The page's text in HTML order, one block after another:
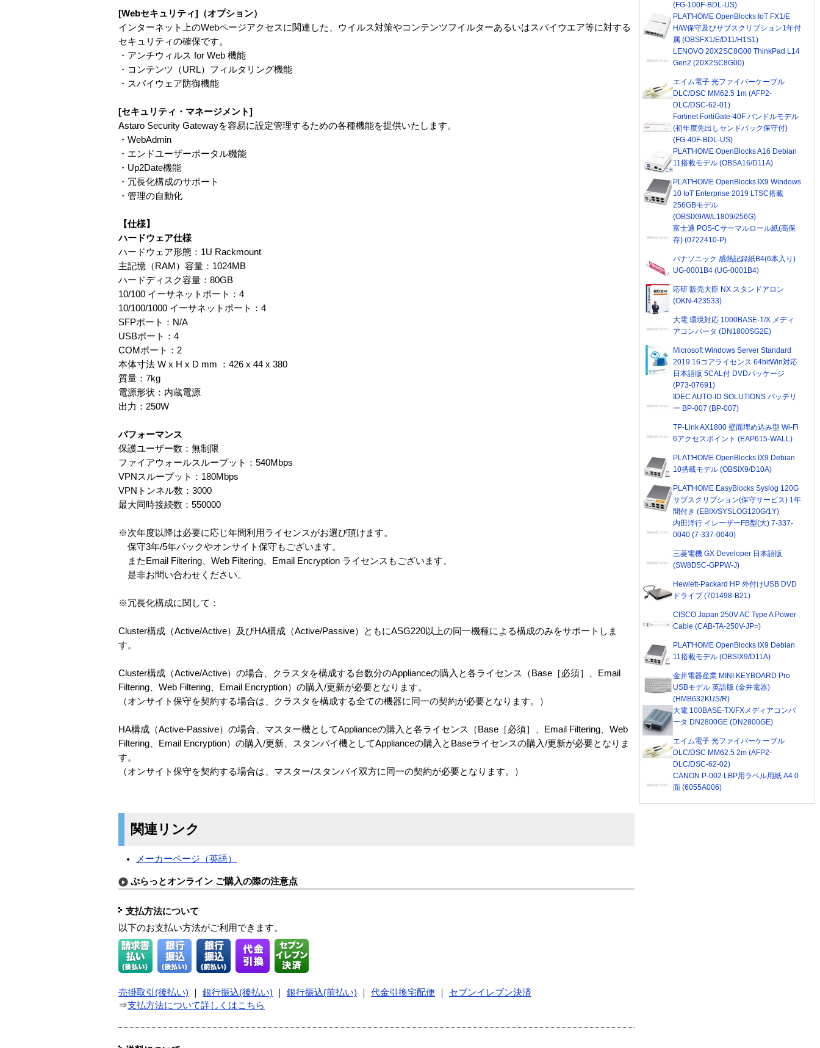
[Webセキュリティ]（オプション）
インターネット上のWebページアクセスに関連した、ウイルス対策やコンテンツフイルターあるいはスパイウエア等に対する
セキュリティの確保です。
・アンチウィルス for Web 機能
・コンテンツ（URL）フィルタリング機能
・スパイウェア防御機能
[セキュリティ・マネージメント]
Astaro Security Gatewayを容易に設定管理するための各種機能を提供いたします。
・WebAdmin
・エンドユーザーポータル機能
・Up2Date機能
・冗長化構成のサポート
・管理の自動化
【仕様】
ハードウェア仕様
ハードウェア形態：1U Rackmount
主記憶（RAM）容量：1024MB
ハードディスク容量：80GB
10/100 イーサネットポート：4
10/100/1000 イーサネットポート：4
SFPポート：N/A
USBポート：4
COMポート：2
本体寸法 W x H x D mm ：426 x 44 x 380
質量：7kg
電源形状：内蔵電源
出力：250W
パフォーマンス
保護ユーザー数：無制限
ファイアウォールスループット：540Mbps
VPNスループット：180Mbps
VPNトンネル数：3000
最大同時接続数：550000
※次年度以降は必要に応じ年間利用ライセンスがお選び頂けます。
保守3年/5年パックやオンサイト保守もございます。
またEmail Filtering、Web Filtering、Email Encryption ライセンスもございます。
是非お問い合わせください。
※冗長化構成に関して：
Cluster構成（Active/Active）及びHA構成（Active/Passive）ともにASG220以上の同一機種による構成のみをサポートしま
す。
Cluster構成（Active/Active）の場合、クラスタを構成する台数分のApplianceの購入と各ライセンス（Base［必須］、Email
Filtering、Web Filtering、Email Encryption）の購入/更新が必要となります。
（オンサイト保守を契約する場合は、クラスタを構成する全ての機器に同一の契約が必要となります。）
HA構成（Active-Passive）の場合、マスター機としてApplianceの購入と各ライセンス（Base［必須］、Email Filtering、Web
Filtering、Email Encryption）の購入/更新、スタンバイ機としてApplianceの購入とBaseライセンスの購入/更新が必要となりま
す。
（オンサイト保守を契約する場合は、マスター/スタンバイ双方に同一の契約が必要となります。）
関連リンク
メーカーページ（英語）
ぷらっとオンライン ご購入の際の注意点
支払方法について
以下のお支払い方法がご利用できます。
売掛取引(後払い) 銀行振込(後払い) 銀行振込(前払い) 代金引換宅配便
セブンイレブン決済
⇒支払方法について詳しくはこちら
(FG-100F-BDL-US)
PLAT'HOME OpenBlocks IoT FX1/E
H/W保守及びサブスクリプション1年付
属 (OBSFX1/E/D11/H1S1)
LENOVO 20X2SC8G00 ThinkPad L14
Gen2 (20X2SC8G00)
エイム電子 光ファイバーケーブル
DLC/DSC MM62.5 1m (AFP2-
DLC/DSC-62-01)
Fortinet FortiGate-40F バンドルモデル
(初年度先出しセンドバック保守付)
(FG-40F-BDL-US)
PLAT'HOME OpenBlocks A16 Debian
11搭載モデル (OBSA16/D11A)
PLAT'HOME OpenBlocks IX9 Windows
10 IoT Enterprise 2019 LTSC搭載
256GBモデル
(OBSIX9/W/L1809/256G)
富士通 POS-Cサーマルロール紙(高保
存) (0722410-P)
パナソニック 感熱記録紙B4(6本入り)
UG-0001B4 (UG-0001B4)
応研 販売大臣 NX スタンドアロン
(OKN-423533)
大電 環境対応 1000BASE-T/X メディ
アコンバータ (DN1800SG2E)
Microsoft Windows Server Standard
2019 16コアライセンス 64bitWin対応
日本語版 5CAL付 DVDパッケージ
(P73-07691)
IDEC AUTO-ID SOLUTIONS バッテリ
ー BP-007 (BP-007)
TP-Link AX1800 壁面埋め込み型 Wi-Fi
6アクセスポイント (EAP615-WALL)
PLAT'HOME OpenBlocks IX9 Debian
10搭載モデル (OBSIX9/D10A)
PLAT'HOME EasyBlocks Syslog 120G
サブスクリプション(保守サービス) 1年
間付き (EBIX/SYSLOG120G/1Y)
内田洋行 イレーザーFB型(大) 7-337-
0040 (7-337-0040)
三菱電機 GX Developer 日本語版
(SW8D5C-GPPW-J)
Hewlett-Packard HP 外付けUSB DVD
ドライブ (701498-B21)
CISCO Japan 250V AC Type A Power
Cable (CAB-TA-250V-JP=)
PLAT'HOME OpenBlocks IX9 Debian
11搭載モデル (OBSIX9/D11A)
金井電器産業 MINI KEYBOARD Pro
USBモデル 英語版 (金井電器)
(HMB632KUS/R)
大電 100BASE-TX/FXメディアコンバ
ータ DN2800GE (DN2800GE)
エイム電子 光ファイバーケーブル
DLC/DSC MM62.5 2m (AFP2-
DLC/DSC-62-02)
CANON P-002 LBP用ラベル用紙 A4 0
面 (6055A006)